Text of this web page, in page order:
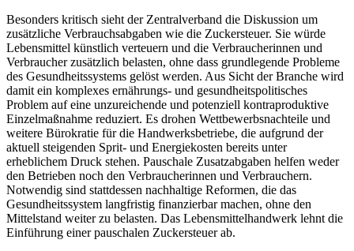
Besonders kritisch sieht der Zentralverband die Diskussion um
zusätzliche Verbrauchsabgaben wie die Zuckersteuer. Sie würde
Lebensmittel künstlich verteuern und die Verbraucherinnen und
Verbraucher zusätzlich belasten, ohne dass grundlegende Probleme
des Gesundheitssystems gelöst werden. Aus Sicht der Branche wird
damit ein komplexes ernährungs- und gesundheitspolitisches
Problem auf eine unzureichende und potenziell kontraproduktive
Einzelmaßnahme reduziert. Es drohen Wettbewerbsnachteile und
weitere Bürokratie für die Handwerksbetriebe, die aufgrund der
aktuell steigenden Sprit- und Energiekosten bereits unter
erheblichem Druck stehen. Pauschale Zusatzabgaben helfen weder
den Betrieben noch den Verbraucherinnen und Verbrauchern.
Notwendig sind stattdessen nachhaltige Reformen, die das
Gesundheitssystem langfristig finanzierbar machen, ohne den
Mittelstand weiter zu belasten. Das Lebensmittelhandwerk lehnt die
Einführung einer pauschalen Zuckersteuer ab.